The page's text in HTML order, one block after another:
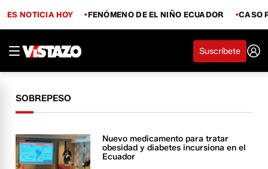
ES NOTICIA HOY FENÓMENO DE EL NIÑO ECUADOR CASO
Suscríbete
SOBREPESO
Nuevo medicamento para tratar
obesidad y diabetes incursiona en el
Ecuador